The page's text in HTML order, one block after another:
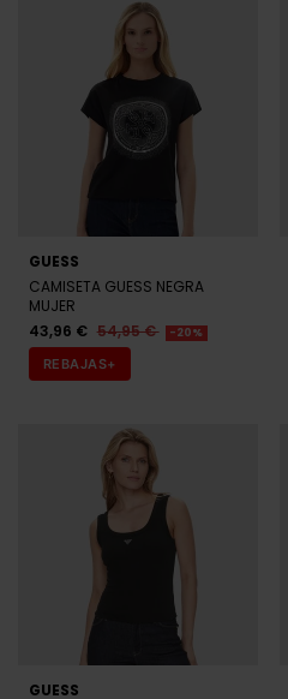
GUESS
CAMISETA GUESS NEGRA
MUJER
43,96 € 54,95 € -20%
REBAJAS+
GUESS